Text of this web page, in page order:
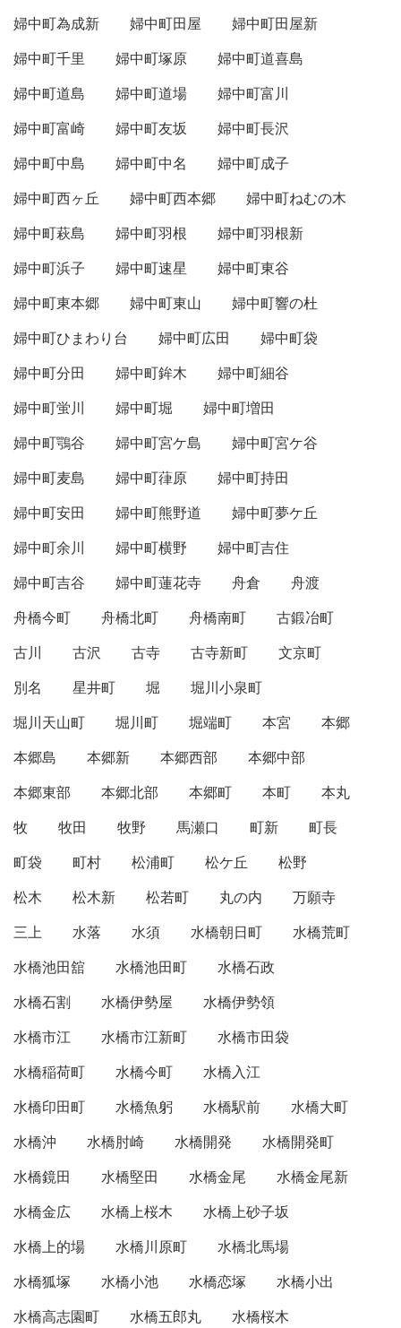
婦中町為成新
婦中町田屋
婦中町田屋新
婦中町千里
婦中町塚原
婦中町道喜島
婦中町道島
婦中町道場
婦中町富川
婦中町富崎
婦中町友坂
婦中町長沢
婦中町中島
婦中町中名
婦中町成子
婦中町西ヶ丘
婦中町西本郷
婦中町ねむの木
婦中町萩島
婦中町羽根
婦中町羽根新
婦中町浜子
婦中町速星
婦中町東谷
婦中町東本郷
婦中町東山
婦中町響の杜
婦中町ひまわり台
婦中町広田
婦中町袋
婦中町分田
婦中町鉾木
婦中町細谷
婦中町蛍川
婦中町堀
婦中町増田
婦中町鶚谷
婦中町宮ケ島
婦中町宮ケ谷
婦中町麦島
婦中町葎原
婦中町持田
婦中町安田
婦中町熊野道
婦中町夢ケ丘
婦中町余川
婦中町横野
婦中町吉住
婦中町吉谷
婦中町蓮花寺 舟倉
舟渡
舟橋今町
舟橋北町 舟橋南町
古鍛冶町
古川
古沢 古寺 古寺新町
文京町
別名
星井町 堀
堀川小泉町
堀川天山町
堀川町 堀端町 本宮
本郷
本郷島
本郷新 本郷西部
本郷中部
本郷東部
本郷北部 本郷町 本町
本丸
牧
牧田 牧野 馬瀬口 町新
町長
町袋
町村 松浦町 松ケ丘
松野
松木
松木新 松若町 丸の内
万願寺
三上
水落 水須 水橋朝日町
水橋荒町
水橋池田舘
水橋池田町
水橋石政
水橋石割
水橋伊勢屋
水橋伊勢領
水橋市江
水橋市江新町
水橋市田袋
水橋稲荷町
水橋今町
水橋入江
水橋印田町
水橋魚躬 水橋駅前
水橋大町
水橋沖
水橋肘崎 水橋開発
水橋開発町
水橋鏡田
水橋堅田 水橋金尾
水橋金尾新
水橋金広
水橋上桜木
水橋上砂子坂
水橋上的場
水橋川原町
水橋北馬場
水橋狐塚
水橋小池 水橋恋塚
水橋小出
水橋高志園町
水橋五郎丸
水橋桜木